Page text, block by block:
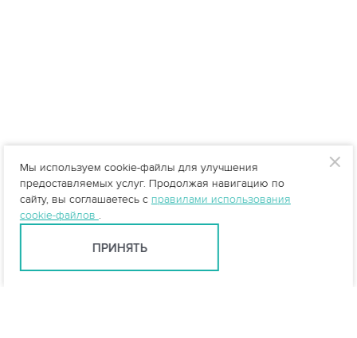
Мы используем cookie-файлы для улучшения
предоставляемых услуг. Продолжая навигацию по
сайту, вы соглашаетесь с правилами использования
cookie-файлов .
ПРИНЯТЬ